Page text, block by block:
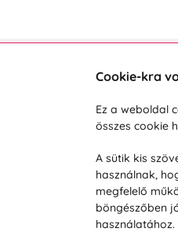
Hétköznap 8:00-
Cookie-kra
Ez a weboldal
összes cookie
A sütik kis
használnak,
megfelelő
böngészőben
használatához.